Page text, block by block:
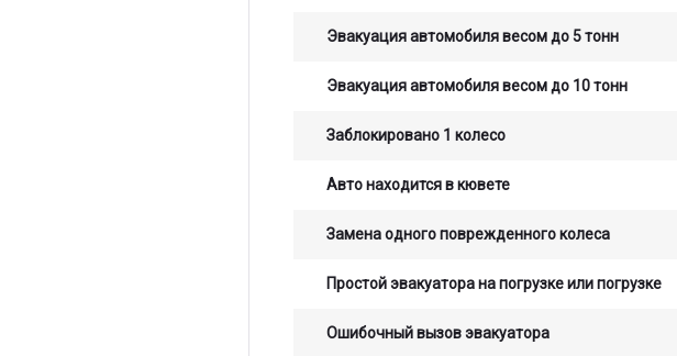
Эвакуация автомобиля весом до 5 тонн
Эвакуация автомобиля весом до 10 тонн
Заблокировано 1 колесо
Авто находится в кювете
Замена одного поврежденного колеса
Простой эвакуатора на погрузке или погрузке
Ошибочный вызов эвакуатора